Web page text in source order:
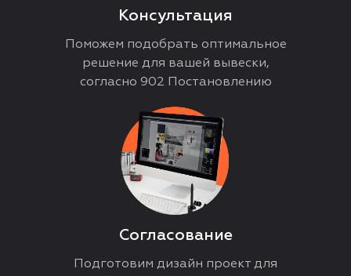
Поможем подобрать оптимальное
решение для вашей вывески,
согласно 902 Постановлению
Консультация
Подготовим дизайн проект для
Согласование